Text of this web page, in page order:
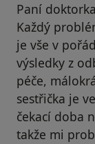
Paní
Každý
je vše v
výsledky z
péče,
sestřička je
čekací doba
takže mi